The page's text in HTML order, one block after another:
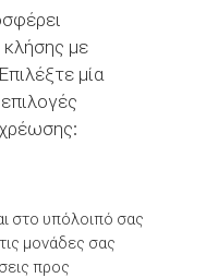
με
μία
στο υπόλοιπό σας
μονάδες σας
προς